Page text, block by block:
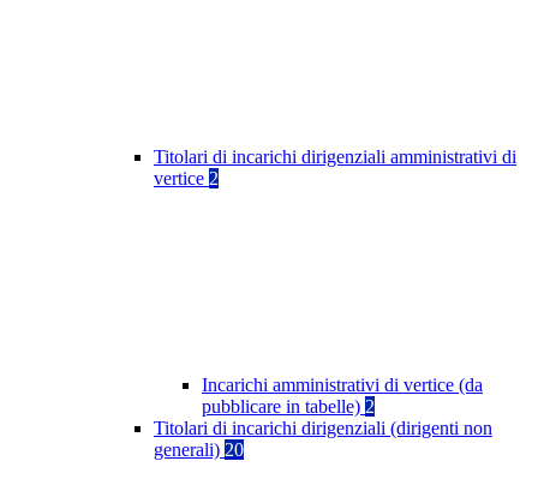
Titolari di incarichi dirigenziali amministrativi di
vertice 2
Incarichi amministrativi di vertice (da
pubblicare in tabelle) 2
Titolari di incarichi dirigenziali (dirigenti non
generali) 20